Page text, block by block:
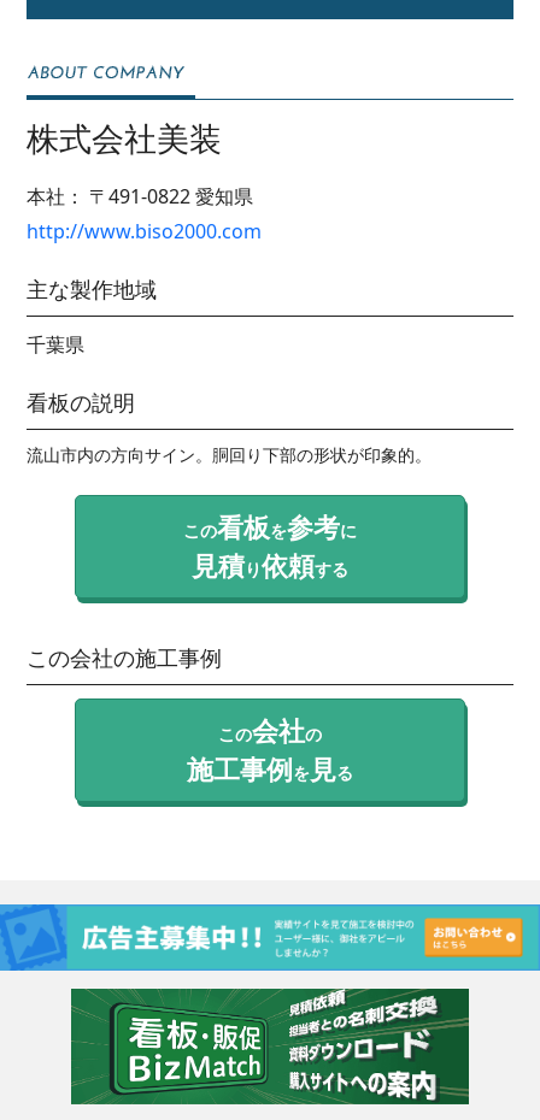
株式会社美装
本社： 〒491-0822愛知県
http://www.biso2000.com
主な製作地域
千葉県
看板の説明
流山市内の方向サイン。胴回り下部の形状が印象的。
この看板を参考に
見積り依頼する
この会社の施工事例
この会社の
施工事例を 見る